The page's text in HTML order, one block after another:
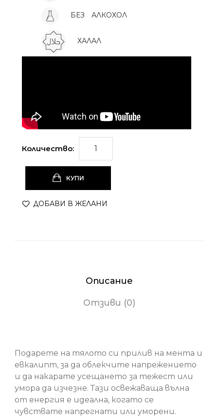
БЕЗ АЛКОХОЛ
ХАЛАЛ
Количество:
КУПИ
ДОБАВИ В ЖЕЛАНИ
Описание
Отзиви (0)
Подарете на тялото си прилив на мента и
евкалипт, за да облекчите напрежението
и да накарате усещането за тежест или
умора да изчезне. Тази освежаваща вълна
от енергия е идеална, когато се
чувствате напрегнати или уморени.